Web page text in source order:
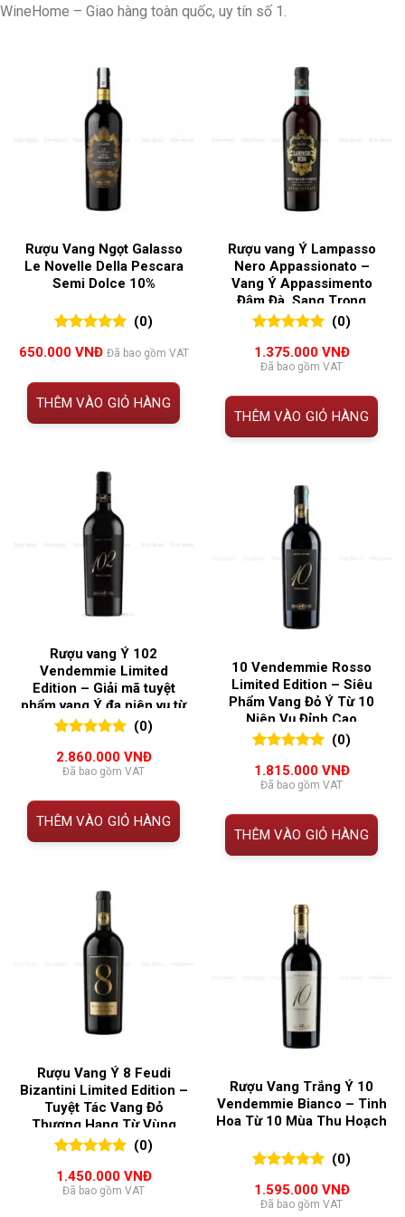
WineHome – Giao hàng toàn quốc, uy tín số 1.
Rượu Vang Ngọt Galasso
Le Novelle Della Pescara
Semi Dolce 10%
đánh giá
(0)
650.000 VNĐ Đã bao gồm VAT
THÊM VÀO GIỎ HÀNG
Rượu vang Ý Lampasso
Nero Appassionato –
Vang Ý Appassimento
Đậm Đà, Sang Trọng
đánh giá
(0)
1.375.000 VNĐ
Đã bao gồm VAT
THÊM VÀO GIỎ HÀNG
Rượu vang Ý 102
Vendemmie Limited
Edition – Giải mã tuyệt
phẩm vang Ý đa niên vụ từ
Abruzzo
đánh giá
(0)
2.860.000 VNĐ
Đã bao gồm VAT
THÊM VÀO GIỎ HÀNG
10 Vendemmie Rosso
Limited Edition – Siêu
Phẩm Vang Đỏ Ý Từ 10
Niên Vụ Đỉnh Cao
đánh giá
(0)
1.815.000 VNĐ
Đã bao gồm VAT
THÊM VÀO GIỎ HÀNG
Rượu Vang Ý 8 Feudi
Bizantini Limited Edition –
Tuyệt Tác Vang Đỏ
Thượng Hạng Từ Vùng
Abruzzo
đánh giá
(0)
1.450.000 VNĐ
Đã bao gồm VAT
Rượu Vang Trắng Ý 10
Vendemmie Bianco – Tinh
Hoa Từ 10 Mùa Thu Hoạch
đánh giá
(0)
1.595.000 VNĐ
Đã bao gồm VAT